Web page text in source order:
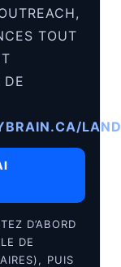
TOUT
DE
D’ABORD
DE
PUIS